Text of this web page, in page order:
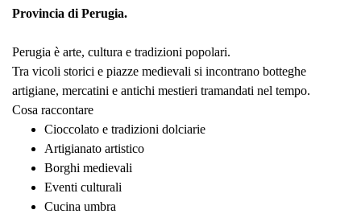
Provincia di Perugia.
Perugia è arte, cultura e tradizioni popolari.
Tra vicoli storici e piazze medievali si incontrano botteghe
artigiane, mercatini e antichi mestieri tramandati nel tempo.
Cosa raccontare
Cioccolato e tradizioni dolciarie
Artigianato artistico
Borghi medievali
Eventi culturali
Cucina umbra